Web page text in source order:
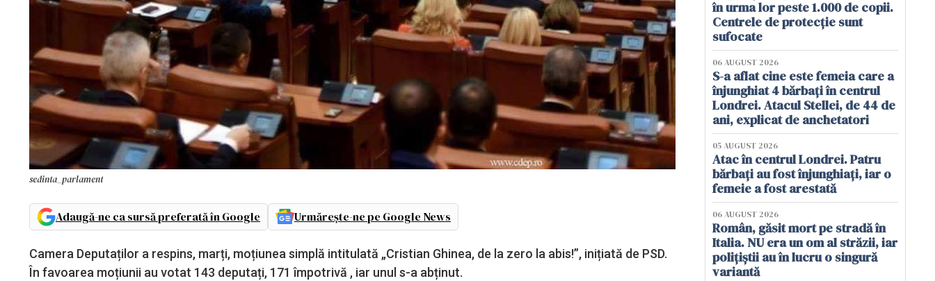
sedinta_parlament
Adaugă-ne ca sursă preferată în Google Urmărește-ne pe Google News
Camera Deputaților a respins, marți, moțiunea simplă intitulată „Cristian Ghinea, de la zero la abis!”, inițiată de PSD.
În favoarea moțiunii au votat 143 deputați, 171 împotrivă , iar unul s-a abținut.
în urma lor peste 1.000 de copii.
Centrele de protecție sunt
sufocate
06 AUGUST 2026
S-a aflat cine este femeia care a
înjunghiat 4 bărbați în centrul
Londrei. Atacul Stellei, de 44 de
ani, explicat de anchetatori
05 AUGUST 2026
Atac în centrul Londrei. Patru
bărbați au fost înjunghiați, iar o
femeie a fost arestată
06 AUGUST 2026
Român, găsit mort pe stradă în
Italia. NU era un om al străzii, iar
polițiștii au în lucru o singură
variantă